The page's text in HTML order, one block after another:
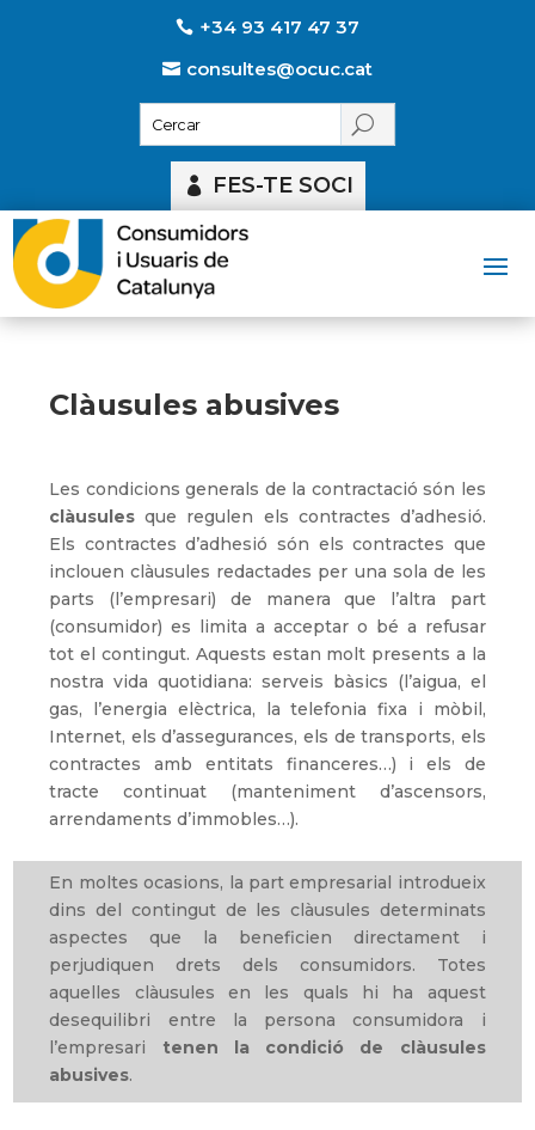
+34 93 417 47 37
consultes@ocuc.cat
FES-TE SOCI
Clàusules abusives
Les condicions generals de la contractació són les
clàusules que regulen els contractes d’adhesió.
Els contractes d’adhesió són els contractes que
inclouen clàusules redactades per una sola de les
parts (l’empresari) de manera que l’altra part
(consumidor) es limita a acceptar o bé a refusar
tot el contingut. Aquests estan molt presents a la
nostra vida quotidiana: serveis bàsics (l’aigua, el
gas, l’energia elèctrica, la telefonia fixa i mòbil,
Internet, els d’assegurances, els de transports, els
contractes amb entitats financeres…) i els de
tracte continuat (manteniment d’ascensors,
arrendaments d’immobles…).
En moltes ocasions, la part empresarial introdueix
dins del contingut de les clàusules determinats
aspectes que la beneficien directament i
perjudiquen drets dels consumidors. Totes
aquelles clàusules en les quals hi ha aquest
desequilibri entre la persona consumidora i
l’empresari tenen la condició de clàusules
abusives.